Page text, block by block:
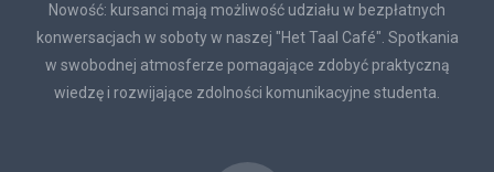
Nowość: kursanci mają możliwość udziału w bezpłatnych
konwersacjach w soboty w naszej "Het Taal Café". Spotkania
w swobodnej atmosferze pomagające zdobyć praktyczną
wiedzę i rozwijające zdolności komunikacyjne studenta.